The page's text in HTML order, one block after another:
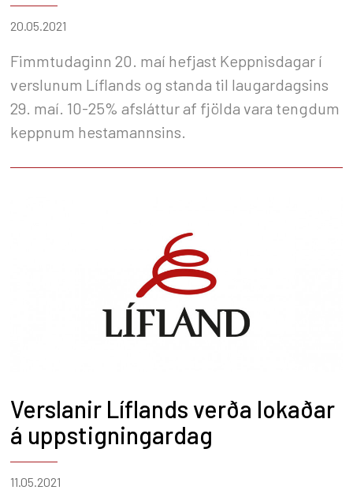
20.05.2021
Fimmtudaginn 20. maí hefjast Keppnisdagar í
verslunum Líflands og standa til laugardagsins
29. maí. 10-25% afsláttur af fjölda vara tengdum
keppnum hestamannsins.
Verslanir Líflands verða lokaðar
á uppstigningardag
11.05.2021